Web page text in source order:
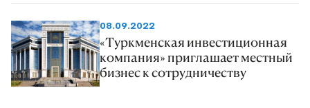
08.09.2022
«Туркменская инвестиционная
компания» приглашает местный
бизнес к сотрудничеству